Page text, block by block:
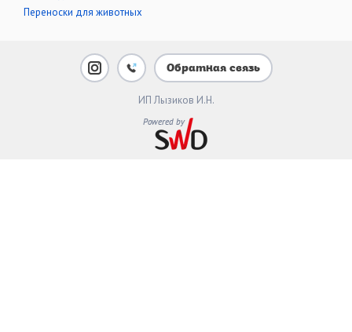
Переноски для животных
Обратная связь
ИП Лызиков И.Н.